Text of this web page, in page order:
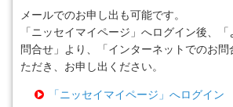
メールでのお申し出も可能です。
「ニッセイマイページ」へログイン後、
問合せ」より、「インターネットでのお
ただき、お申し出ください。
「ニッセイマイページ」へログイン